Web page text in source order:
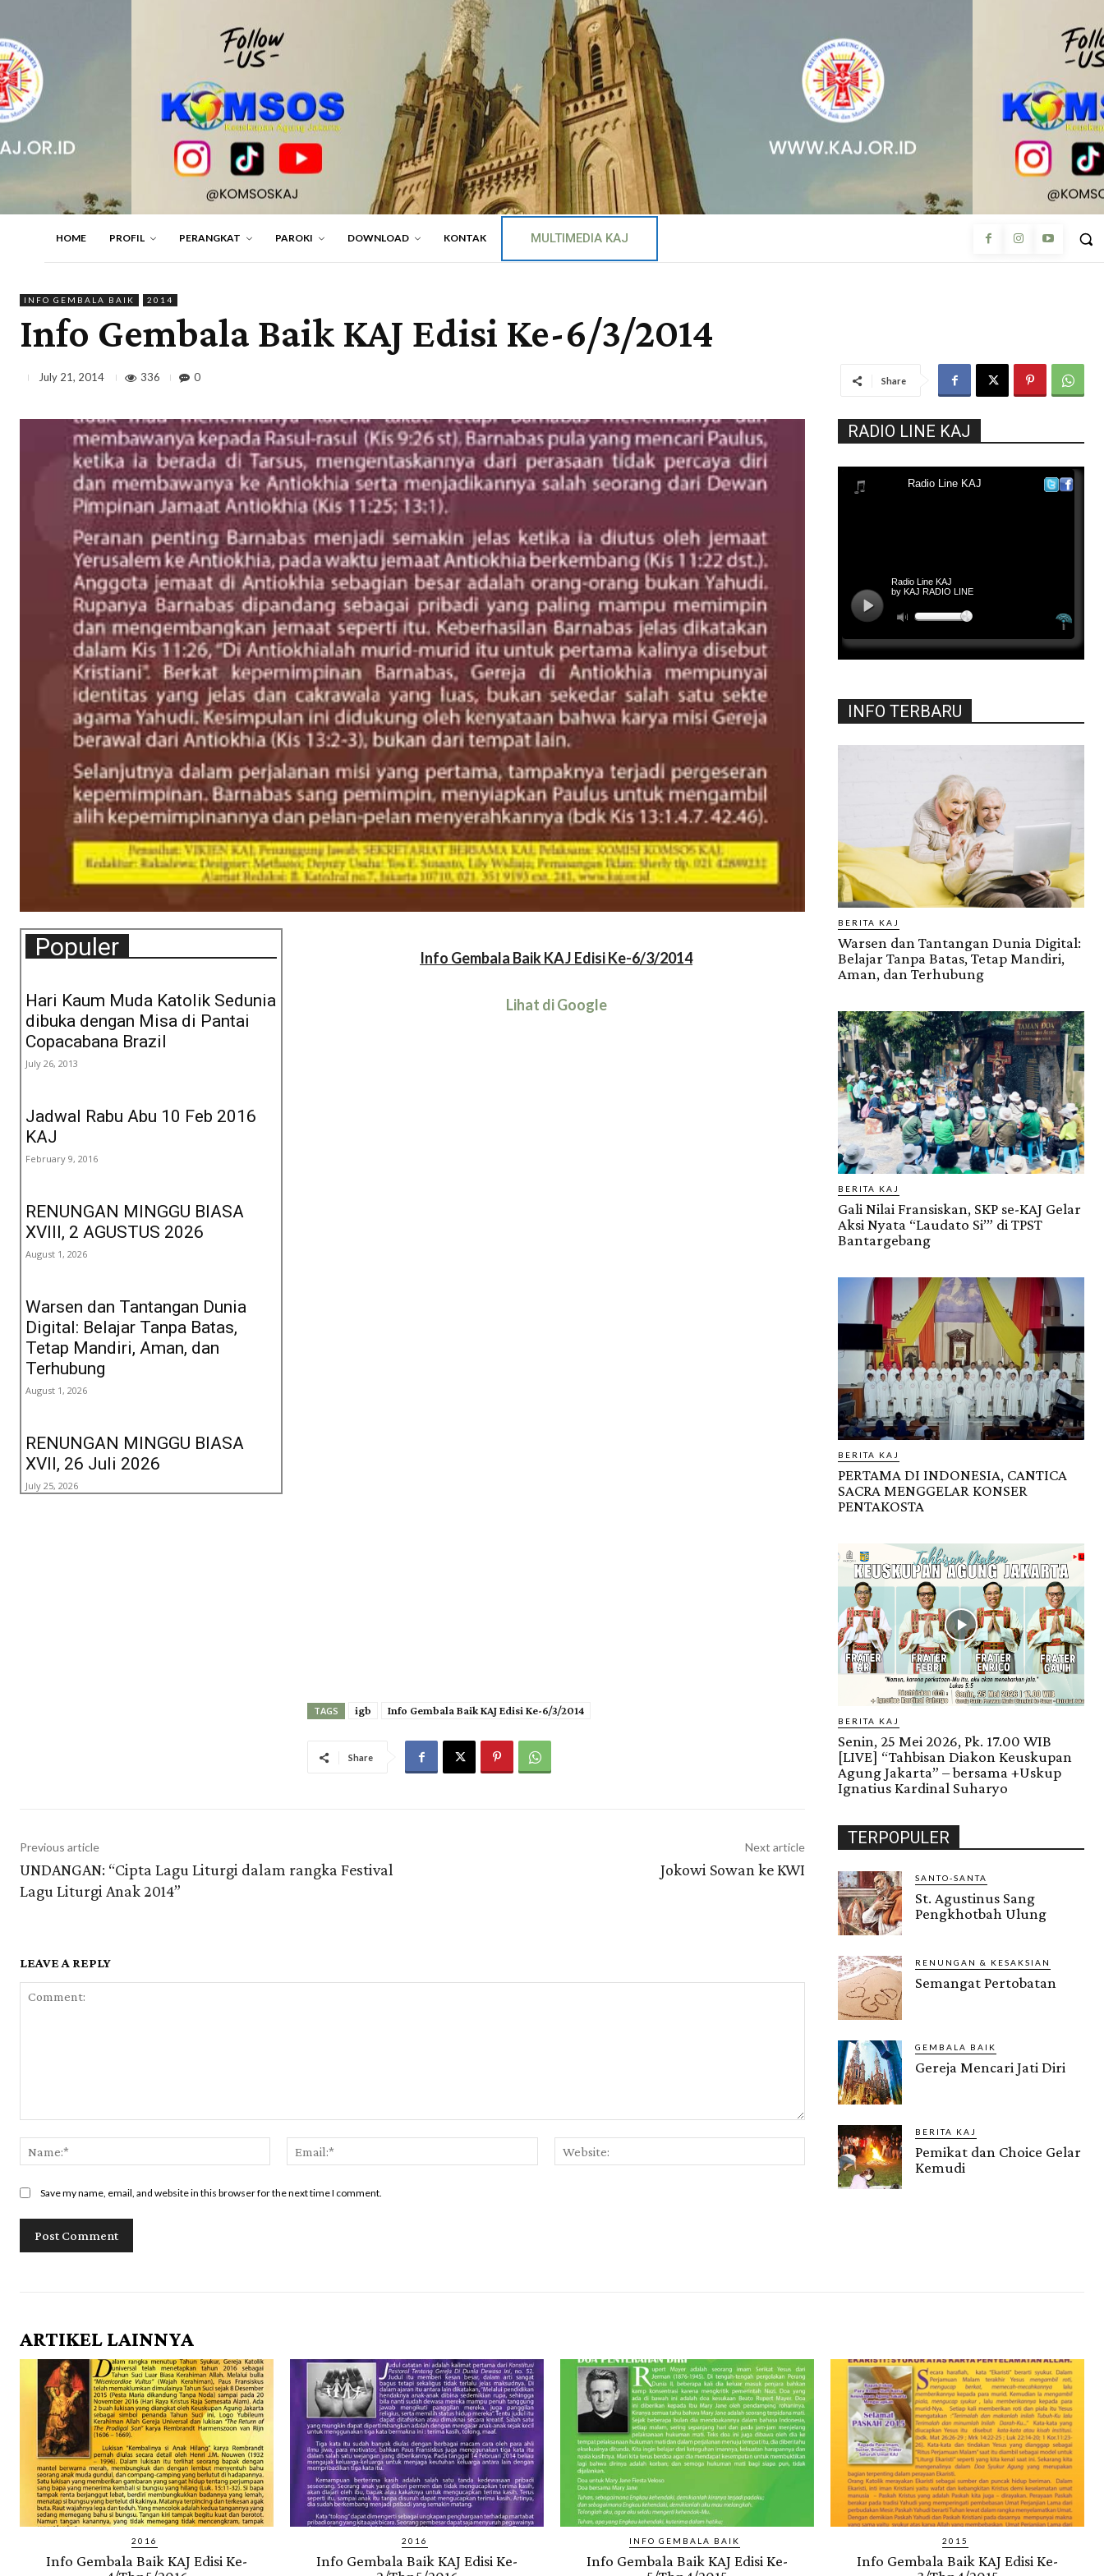
HOME PROFIL PERANGKAT PAROKI DOWNLOAD KONTAK MULTIMEDIA KAJ
INFO GEMBALA BAIK 2014
Info Gembala Baik KAJ Edisi Ke-6/3/2014
July 21, 2014 336 0 Share
Populer
Hari Kaum Muda Katolik Sedunia
dibuka dengan Misa di Pantai
Copacabana Brazil
July 26, 2013
Jadwal Rabu Abu 10 Feb 2016
KAJ
February 9, 2016
RENUNGAN MINGGU BIASA
XVIII, 2 AGUSTUS 2026
August 1, 2026
Warsen dan Tantangan Dunia
Digital: Belajar Tanpa Batas,
Tetap Mandiri, Aman, dan
Terhubung
August 1, 2026
RENUNGAN MINGGU BIASA
XVII, 26 Juli 2026
July 25, 2026
Info Gembala Baik KAJ Edisi Ke-6/3/2014
Lihat di Google
TAGS igb Info Gembala Baik KAJ Edisi Ke-6/3/2014
Share
Previous article
UNDANGAN: “Cipta Lagu Liturgi dalam rangka Festival
Lagu Liturgi Anak 2014”
Next article
Jokowi Sowan ke KWI
LEAVE A REPLY
Website:
Save my name, email, and website in this browser for the next time I comment.
RADIO LINE KAJ
INFO TERBARU
BERITA KAJ
Warsen dan Tantangan Dunia Digital:
Belajar Tanpa Batas, Tetap Mandiri,
Aman, dan Terhubung
BERITA KAJ
Gali Nilai Fransiskan, SKP se-KAJ Gelar
Aksi Nyata “Laudato Si’” di TPST
Bantargebang
BERITA KAJ
PERTAMA DI INDONESIA, CANTICA
SACRA MENGGELAR KONSER
PENTAKOSTA
BERITA KAJ
Senin, 25 Mei 2026, Pk. 17.00 WIB
[LIVE] “Tahbisan Diakon Keuskupan
Agung Jakarta” – bersama +Uskup
Ignatius Kardinal Suharyo
TERPOPULER
SANTO-SANTA
St. Agustinus Sang
Pengkhotbah Ulung
RENUNGAN & KESAKSIAN
Semangat Pertobatan
GEMBALA BAIK
Gereja Mencari Jati Diri
BERITA KAJ
Pemikat dan Choice Gelar
Kemudi
Gendis.ID
ARTIKEL LAINNYA
2016
Info Gembala Baik KAJ Edisi Ke-
2016
Info Gembala Baik KAJ Edisi Ke-
INFO GEMBALA BAIK
Info Gembala Baik KAJ Edisi Ke-
2015
Info Gembala Baik KAJ Edisi Ke-